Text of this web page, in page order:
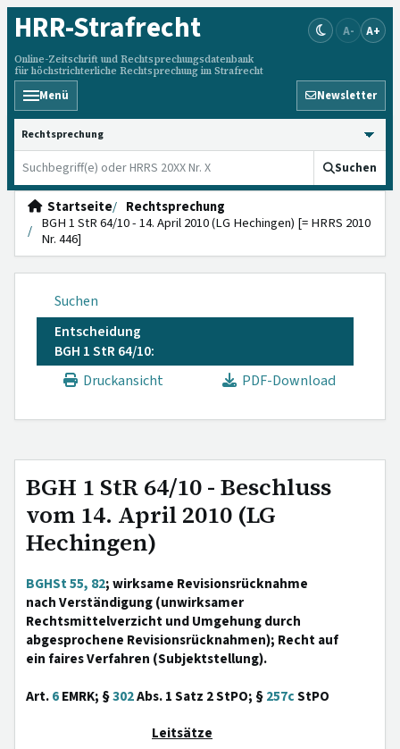
HRR-Strafrecht
Online-Zeitschrift und Rechtsprechungsdatenbank
für höchstrichterliche Rechtsprechung im Strafrecht
A- A+
Menü Newsletter
HRRS durchsuchen
Suchen
Startseite
Rechtsprechung
BGH 1 StR 64/10 - 14. April 2010 (LG Hechingen) [= HRRS 2010
Nr. 446]
Suchen
Entscheidung
BGH 1 StR 64/10:
Druckansicht
PDF-Download
BGH 1 StR 64/10 - Beschluss
vom 14. April 2010 (LG
Hechingen)
BGHSt 55, 82; wirksame Revisionsrücknahme
nach Verständigung (unwirksamer
Rechtsmittelverzicht und Umgehung durch
abgesprochene Revisionsrücknahmen); Recht auf
ein faires Verfahren (Subjektstellung).
Art.6EMRK; §302Abs. 1 Satz 2 StPO; §257cStPO
Leitsätze